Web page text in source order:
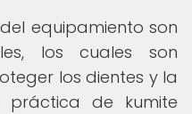
equipamiento son
los cuales son
los dientes y la
de kumite